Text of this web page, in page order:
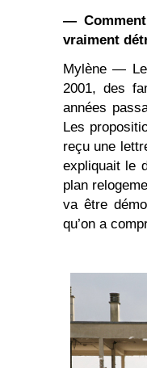
—
vraiment
Mylène — Le
2001, des
années
Les
reçu une
expliquait le
plan
va être
qu’on a